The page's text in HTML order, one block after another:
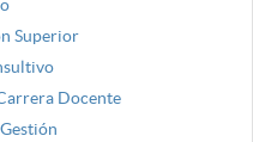
Superior
Docente